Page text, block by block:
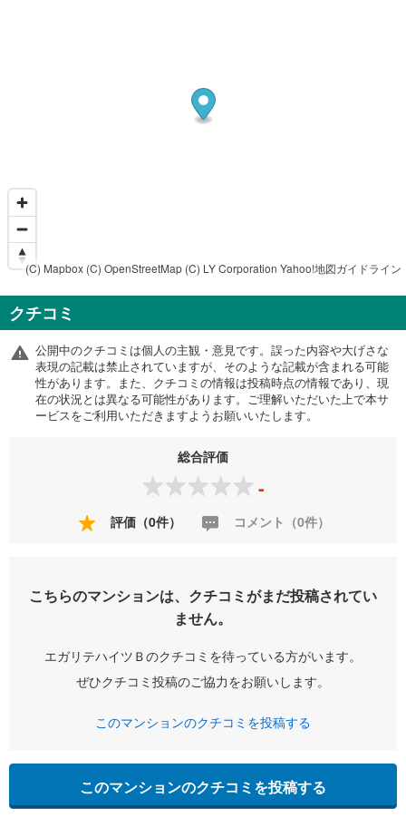
(C) Mapbox (C) OpenStreetMap (C) LY Corporation Yahoo!地図ガイドライン
クチコミ
公開中のクチコミは個人の主観・意見です。誤った内容や大げさな
表現の記載は禁止されていますが、そのような記載が含まれる可能
性があります。また、クチコミの情報は投稿時点の情報であり、現
在の状況とは異なる可能性があります。ご理解いただいた上で本サ
ービスをご利用いただきますようお願いいたします。
総合評価
-
評価（0件） コメント（0件）
こちらのマンションは、クチコミがまだ投稿されてい
ません。
エガリテハイツＢのクチコミを待っている方がいます。
ぜひクチコミ投稿のご協力をお願いします。
このマンションのクチコミを投稿する
このマンションのクチコミを投稿する